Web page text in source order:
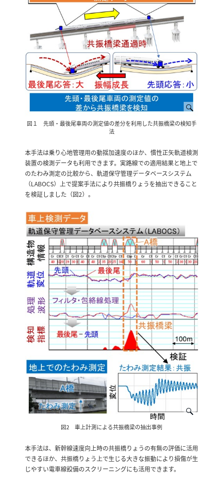
図１ 先頭・最後尾車両の測定値の差分を利用した共振橋梁の検知手
法
本手法は乗り心地管理用の動揺加速度のほか、慣性正矢軌道検測
装置の検測データも利用できます。実路線での適用結果と地上で
のたわみ測定の比較から、軌道保守管理データベースシステム
（LABOCS）上で提案手法により共振橋りょうを抽出できること
を検証しました（図2）。
図2 車上計測による共振橋梁の抽出事例
本手法は、新幹線速度向上時の共振橋りょうの有無の評価に活用
できるほか、共振橋りょう上で生じる大きな振動により損傷が生
じやすい電車線設備のスクリーニングにも活用できます。